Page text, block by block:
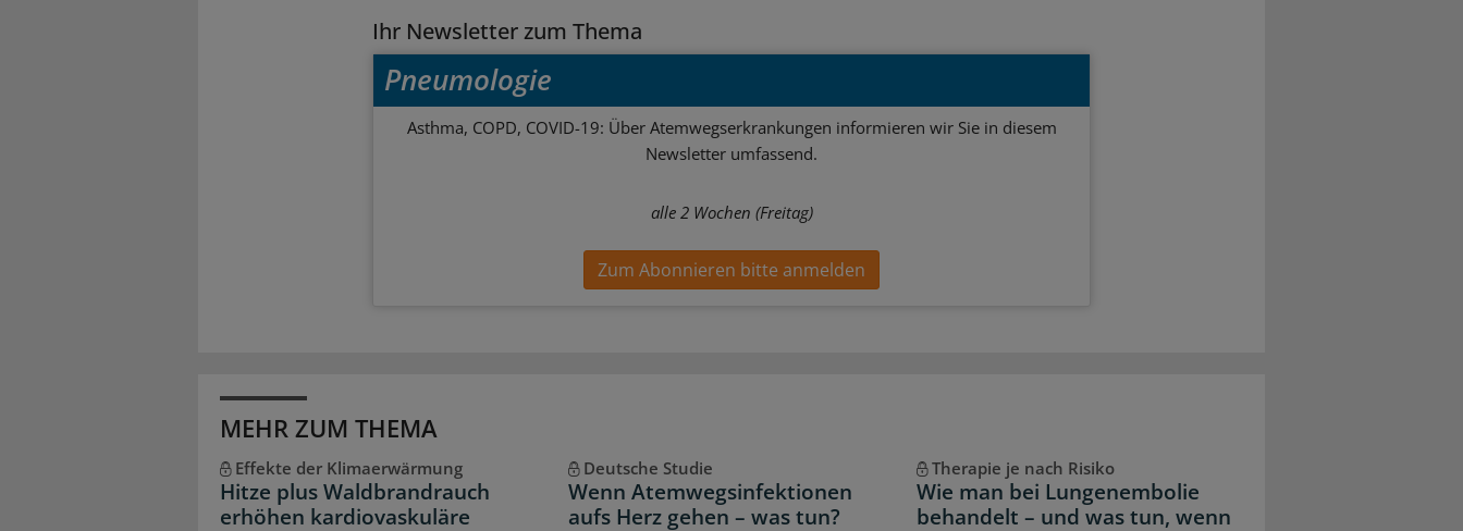
Ihr Newsletter zum Thema
Pneumologie
Asthma, COPD, COVID-19: Über Atemwegserkrankungen informieren wir Sie in diesem
Newsletter umfassend.
alle 2 Wochen (Freitag)
Zum Abonnieren bitte anmelden
MEHR ZUM THEMA
Effekte der Klimaerwärmung
Hitze plus Waldbrandrauch
erhöhen kardiovaskuläre
Deutsche Studie
Wenn Atemwegsinfektionen
aufs Herz gehen – was tun?
Therapie je nach Risiko
Wie man bei Lungenembolie
behandelt – und was tun, wenn